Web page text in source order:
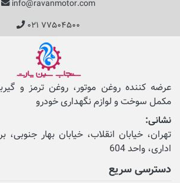
info@ravanmotor.com
۰۲۱ ۷۷۵۰۴۵۰۰
عرضه کننده روغن موتور، روغن ترمز و
مکمل‌ سوخت و لوازم نگهداری خودرو
نشانی:
تهران، خیابان انقلاب، خیابان بهار جنوبی،
اداری، واحد 604
دسترسی سریع